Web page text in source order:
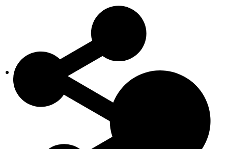
Indexen op persoonsnamen